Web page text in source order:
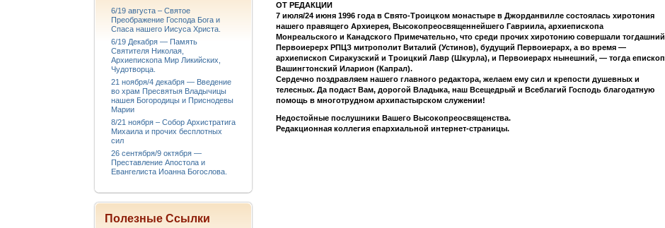
ОТ РЕДАКЦИИ
7 июля/24 июня 1996 года в Свято-Троицком монастыре в Джорданвилле состоялась хиротония
нашего правящего Архиерея, Высокопреосвященнейшего Гавриила, архиепископа
Монреальского и Канадского Примечательно, что среди прочих хиротонию совершали тогдашний
Первоиерерх РПЦЗ митрополит Виталий (Устинов), будущий Первоиерарх, а во время —
архиепископ Сиракузский и Троицкий Лавр (Шкурла), и Первоиерарх нынешний, — тогда епископ
Вашингтонский Иларион (Капрал).
Сердечно поздравляем нашего главного редактора, желаем ему сил и крепости душевных и
телесных. Да подаст Вам, дорогой Владыка, наш Всещедрый и Всеблагий Господь благодатную
помощь в многотрудном архипастырском служении!
Недостойные послушники Вашего Высокопреосвященства.
Редакционная коллегия епархиальной интернет-страницы.
6/19 августа – Святое
Преображение Господа Бога и
Спаса нашего Иисуса Христа.
6/19 Декабря — Память
Святителя Николая,
Архиепископа Мир Ликийских,
Чудотворца.
21 ноября/4 декабря — Введение
во храм Пресвятыя Владычицы
нашея Богородицы и Приснодевы
Марии
8/21 ноября – Собор Архистратига
Михаила и прочих бесплотных
сил
26 сентября/9 октября —
Преставление Апостола и
Евангелиста Иоанна Богослова.
Полезные Ссылки